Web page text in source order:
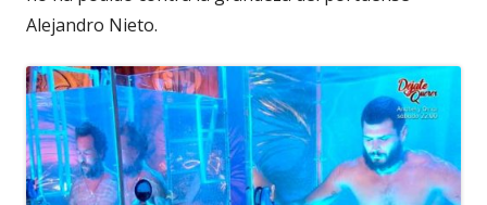
Alejandro Nieto.